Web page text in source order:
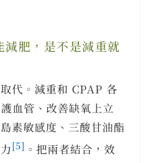
肥，是不是減重就
代。減重和 CPAP 各
血管、改善缺氧上立
素敏感度、三酸甘油酯
[5] 。把兩者結合，效